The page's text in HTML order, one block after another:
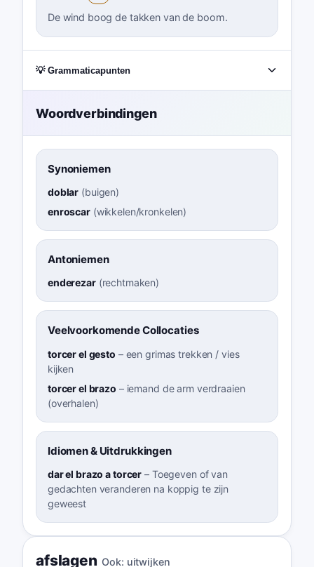
De wind boog de takken van de boom.
💡 Grammaticapunten
Woordverbindingen
Synoniemen
doblar (buigen)
enroscar(wikkelen/kronkelen)
Antoniemen
enderezar(rechtmaken)
Veelvoorkomende Collocaties
torcer el gesto – een grimas trekken / vies
kijken
torcer el brazo – iemand de arm verdraaien
(overhalen)
Idiomen & Uitdrukkingen
dar el brazo a torcer – Toegeven of van
gedachten veranderen na koppig te zijn
geweest
afslagen Ook: uitwijken